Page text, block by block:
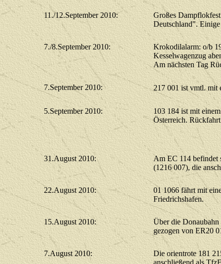
11./12.September 2010:
Großes
Deutschland".
7./8.September 2010:
Krokodilalarm: o/b
Kesselwagenzug
Am nächsten Tag
7.September 2010: 217 001 ist vmtl. mit
5.September 2010:
103 184 ist mit
Österreich.
31.August 2010:
Am EC 114 befindet
(1216 007), die
22.August 2010:
01 1066 fährt mit
Friedrichshafen.
15.August 2010:
Über die
gezogen von ER20
7.August 2010:
Die orientrote 181
anschließend als